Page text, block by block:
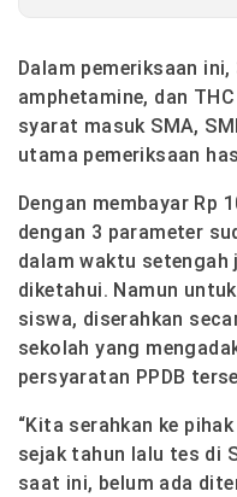
Dalam pemeriksaan
amphetamine, dan
syarat masuk SMA,
utama pemeriksaan
Dengan membayar Rp
dengan 3 parameter
dalam waktu
diketahui. Namun
siswa, diserahkan
sekolah yang
persyaratan PPDB
“Kita serahkan ke
sejak tahun lalu tes di
saat ini, belum ada